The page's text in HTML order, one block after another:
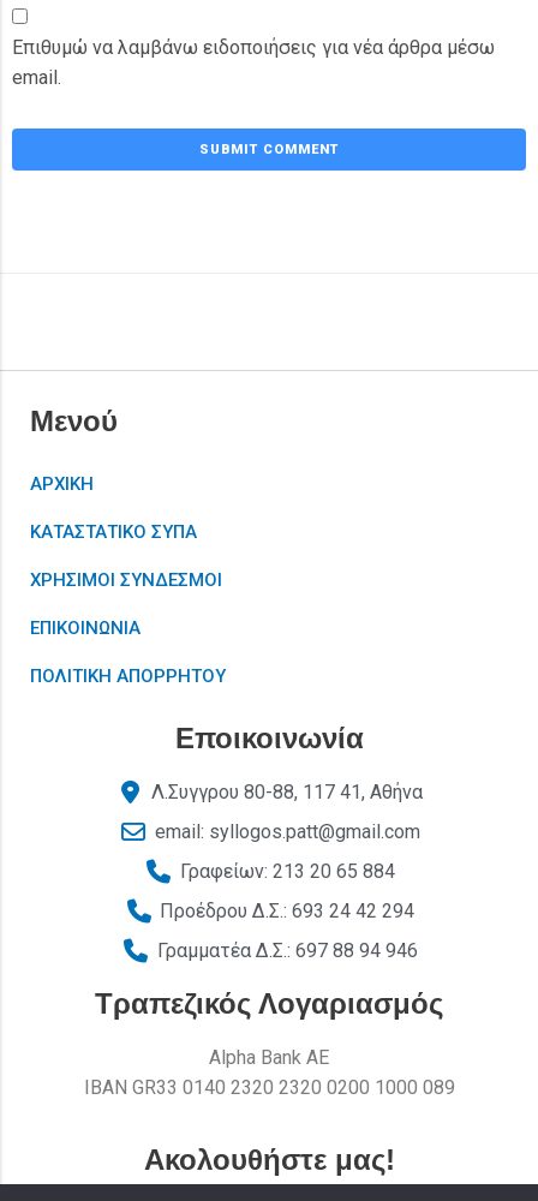
Επιθυμώ να λαμβάνω ειδοποιήσεις για νέα άρθρα μέσω
email.
Μενού
ΑΡΧΙΚΗ
ΚΑΤΑΣΤΑΤΙΚΟ ΣΥΠΑ
ΧΡΗΣΙΜΟΙ ΣΥΝΔΕΣΜΟΙ
ΕΠΙΚΟΙΝΩΝΙΑ
ΠΟΛΙΤΙΚΗ ΑΠΟΡΡΗΤΟΥ
Εποικοινωνία
Λ.Συγγρου 80-88, 117 41, Αθήνα
email: syllogos.patt@gmail.com
Γραφείων: 213 20 65 884
Προέδρου Δ.Σ.: 693 24 42 294
Γραμματέα Δ.Σ.: 697 88 94 946
Τραπεζικός Λογαριασμός
Alpha Bank AE
ΙΒΑΝ GR33 0140 2320 2320 0200 1000 089
Ακολουθήστε μας!